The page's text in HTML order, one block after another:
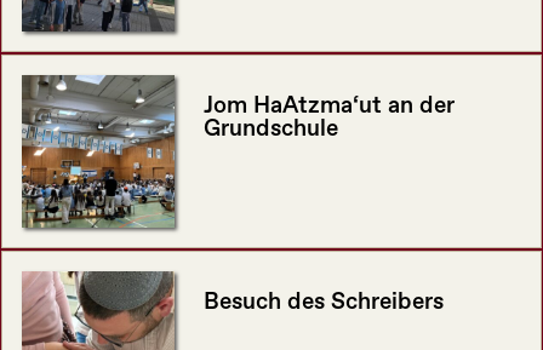
Jom HaAtzma‘ut an der
Grundschule
Besuch des Schreibers